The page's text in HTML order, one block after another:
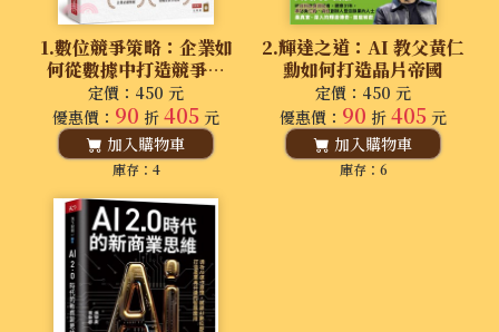
1.數位競爭策略：企業如
何從數據中打造競爭優
勢、做好數位轉型？
定價：450 元
優惠價： 90 折 405 元
加入購物車
庫存：4
2.輝達之道：AI 教父黃仁
勳如何打造晶片帝國
定價：450 元
優惠價： 90 折 405 元
加入購物車
庫存：6